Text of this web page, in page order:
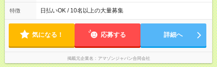
特徴 日払いOK / 10名以上の大量募集
気になる！ 応募する 詳細へ
掲載元企業名 アマゾンジャパン合同会社